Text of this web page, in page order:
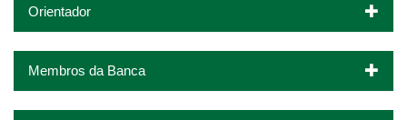
Orientador
Membros da Banca